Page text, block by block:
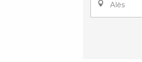
Alès